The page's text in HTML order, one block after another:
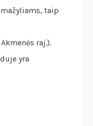
taip
raj.).
yra